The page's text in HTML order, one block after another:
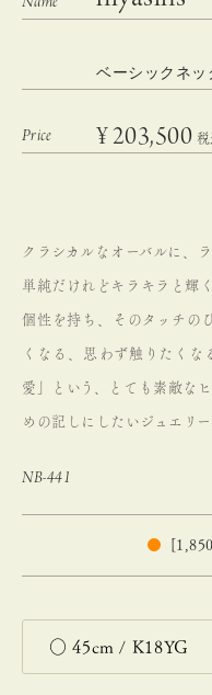
ベーシックネ
¥203,500 税
クラシカルなオーバルに、
単純だけれどキラキラと輝く
個性を持ち、そのタッチの
くなる、思わず触りたくな
愛」という、とても素敵な
めの記しにしたいジュエリー
NB-441
1,850